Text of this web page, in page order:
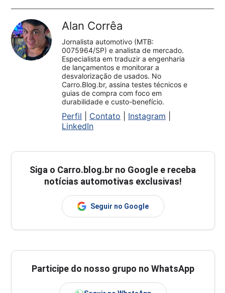
Alan Corrêa
Jornalista automotivo (MTB:
0075964/SP) e analista de mercado.
Especialista em traduzir a engenharia
de lançamentos e monitorar a
desvalorização de usados. No
Carro.Blog.br, assina testes técnicos e
guias de compra com foco em
durabilidade e custo-benefício.
Perfil Contato Instagram
LinkedIn
Siga o Carro.blog.br no Google e receba
notícias automotivas exclusivas!
Seguir no Google
Participe do nosso grupo no WhatsApp